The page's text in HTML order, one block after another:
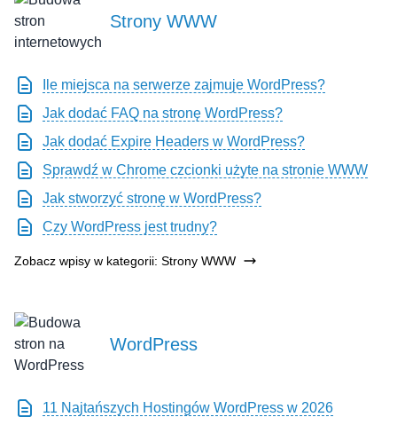
Strony WWW
Ile miejsca na serwerze zajmuje WordPress?
Jak dodać FAQ na stronę WordPress?
Jak dodać Expire Headers w WordPress?
Sprawdź w Chrome czcionki użyte na stronie WWW
Jak stworzyć stronę w WordPress?
Czy WordPress jest trudny?
Zobacz wpisy w kategorii: Strony WWW
WordPress
11 Najtańszych Hostingów WordPress w 2026